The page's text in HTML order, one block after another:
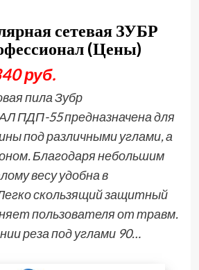
сетевая ЗУБР
(Цены)
руб.
пила Зубр
55 предназначена для
под различными углами, а
Благодаря небольшим
весу удобна в
скользящий защитный
пользователя от травм.
реза под углами 90…